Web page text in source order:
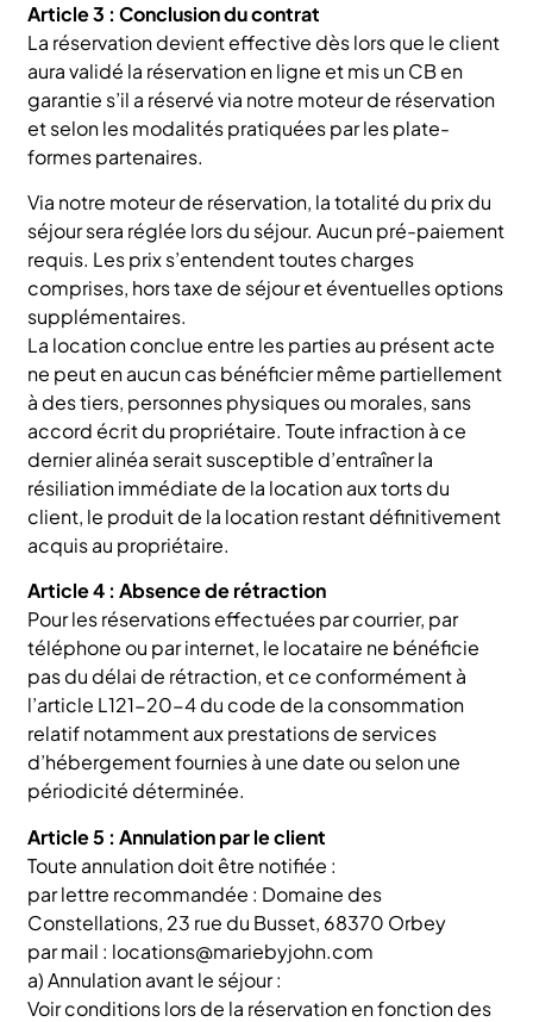
Article 3 : Conclusion du contrat
La réservation devient effective dès lors que le client
aura validé la réservation en ligne et mis un CB en
garantie s’il a réservé via notre moteur de réservation
et selon les modalités pratiquées par les plate-
formes partenaires.
Via notre moteur de réservation, la totalité du prix du
séjour sera réglée lors du séjour. Aucun pré-paiement
requis. Les prix s’entendent toutes charges
comprises, hors taxe de séjour et éventuelles options
supplémentaires.
La location conclue entre les parties au présent acte
ne peut en aucun cas bénéficier même partiellement
à des tiers, personnes physiques ou morales, sans
accord écrit du propriétaire. Toute infraction à ce
dernier alinéa serait susceptible d’entraîner la
résiliation immédiate de la location aux torts du
client, le produit de la location restant définitivement
acquis au propriétaire.
Article 4 : Absence de rétraction
Pour les réservations effectuées par courrier, par
téléphone ou par internet, le locataire ne bénéficie
pas du délai de rétraction, et ce conformément à
l’article L121-20-4 du code de la consommation
relatif notamment aux prestations de services
d’hébergement fournies à une date ou selon une
périodicité déterminée.
Article 5 : Annulation par le client
Toute annulation doit être notifiée :
par lettre recommandée : Domaine des
Constellations, 23 rue du Busset, 68370 Orbey
par mail : locations@mariebyjohn.com
a) Annulation avant le séjour :
Voir conditions lors de la réservation en fonction des